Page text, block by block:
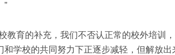
”
育的补充，我们不否认正常的校外培训，
和学校的共同努力下正逐步减轻，但解放